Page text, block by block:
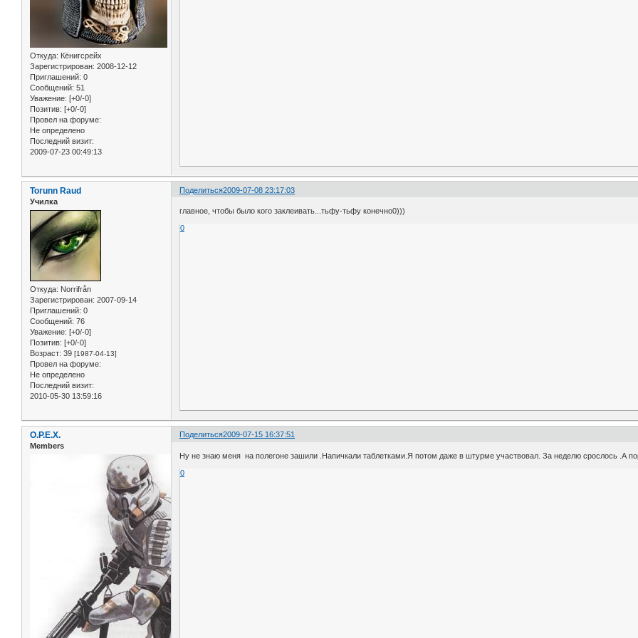
Откуда: Кёнигсрейх
Зарегистрирован: 2008-12-12
Приглашений: 0
Сообщений: 51
Уважение: [+0/-0]
Позитив: [+0/-0]
Провел на форуме:
Не определено
Последний визит:
2009-07-23 00:49:13
Поделиться2009-07-08 23:17:03
Torunn Raud
Училка
Откуда: Norrifrån
Зарегистрирован: 2007-09-14
Приглашений: 0
Сообщений: 76
Уважение: [+0/-0]
Позитив: [+0/-0]
Возраст: 39 [1987-04-13]
Провел на форуме:
Не определено
Последний визит:
2010-05-30 13:59:16
главное, чтобы было кого заклеивать...тьфу-тьфу конечно0)))
0
Поделиться2009-07-15 16:37:51
О.Р.Е.Х.
Members
Ну не знаю меня на полегоне зашили .Напичкали таблетками.Я потом даже в штурме участвовал. За неделю срослось .А
0